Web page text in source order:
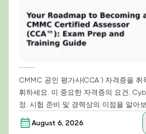
CMMC 공인 평가사(CCA™) 자격증을
휘하세요. 이 중요한 자격증의 요건,
정, 시험 준비 및 경력상의 이점을 알아보
August 6, 2026